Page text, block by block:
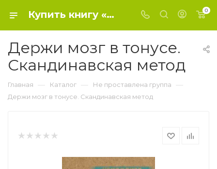
Купить книгу «Держи мозг в тонусе. Скандинавская метод» 2022, Норденген К. - Не проставлена группа 0
Держи мозг в тонусе.
Скандинавская метод
Главная — Каталог — Не проставлена группа —
Держи мозг в тонусе. Скандинавская метод